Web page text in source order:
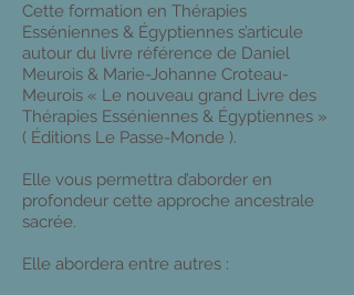
Cette formation en Thérapies
Esséniennes & Égyptiennes s’articule
autour du livre référence de Daniel
Meurois & Marie-Johanne Croteau-
Meurois « Le nouveau grand Livre des
Thérapies Esséniennes & Égyptiennes »
( Éditions Le Passe-Monde ).
Elle vous permettra d’aborder en
profondeur cette approche ancestrale
sacrée.
Elle abordera entre autres :